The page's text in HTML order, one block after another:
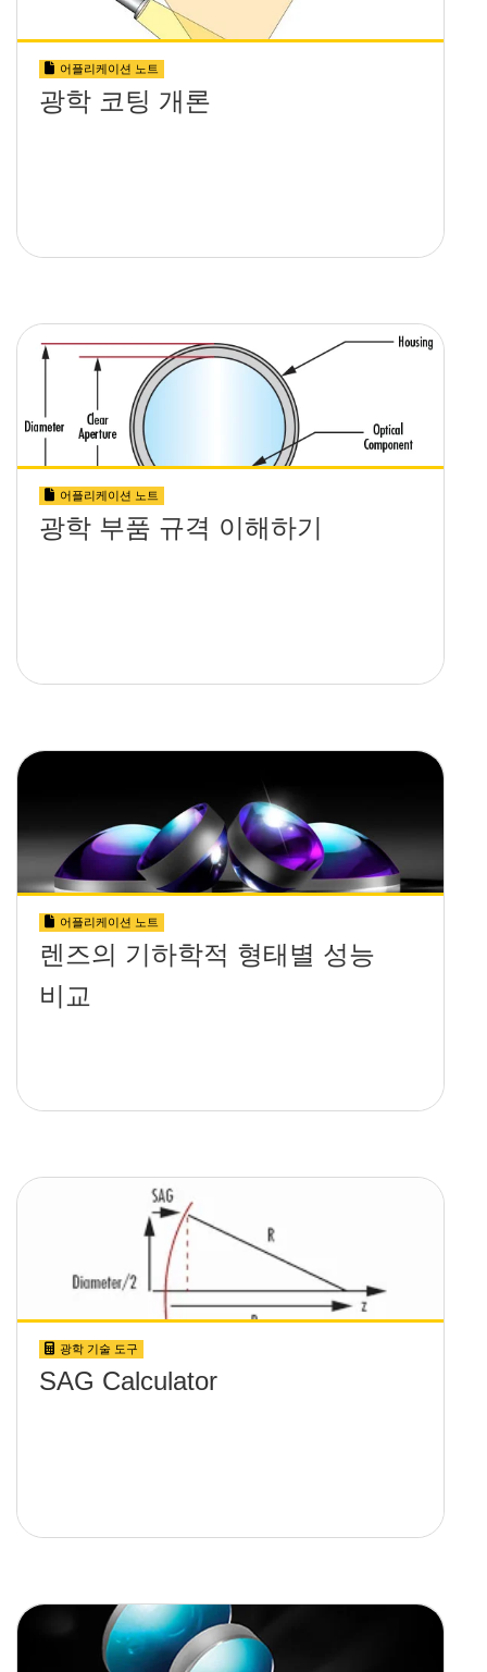
어플리케이션 노트
광학 코팅 개론
어플리케이션 노트
광학 부품 규격 이해하기
어플리케이션 노트
렌즈의 기하학적 형태별 성능
비교
광학 기술 도구
SAG Calculator